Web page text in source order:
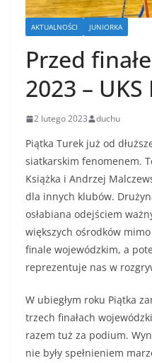
AKTUALNOŚCI JUNIORKA
Przed
2023 –
2 lutego 2023 duchu
Piątka Turek już od
siatkarskim fenomenem.
Książka i Andrzej
dla innych klubów.
osłabiana odejściem
większych ośrodków
finale wojewódzkim, a
reprezentuje nas w
W ubiegłym roku Piątka
trzech finałach
razem tuż za podium.
nie były spełnieniem